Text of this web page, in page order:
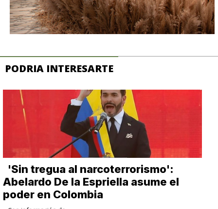
PODRIA INTERESARTE
​'Sin tregua al narcoterrorismo':
Abelardo De la Espriella asume el
poder en Colombia